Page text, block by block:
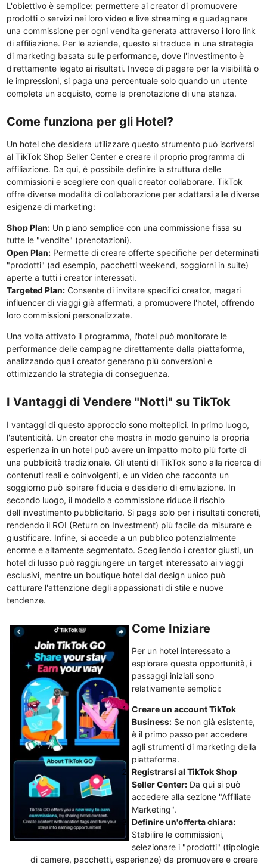
L'obiettivo è semplice: permettere ai creator di promuovere
prodotti o servizi nei loro video e live streaming e guadagnare
una commissione per ogni vendita generata attraverso i loro link
di affiliazione. Per le aziende, questo si traduce in una strategia
di marketing basata sulle performance, dove l'investimento è
direttamente legato ai risultati. Invece di pagare per la visibilità o
le impressioni, si paga una percentuale solo quando un utente
completa un acquisto, come la prenotazione di una stanza.
Come funziona per gli Hotel?
Un hotel che desidera utilizzare questo strumento può iscriversi
al TikTok Shop Seller Center e creare il proprio programma di
affiliazione. Da qui, è possibile definire la struttura delle
commissioni e scegliere con quali creator collaborare. TikTok
offre diverse modalità di collaborazione per adattarsi alle diverse
esigenze di marketing:
Shop Plan:Un piano semplice con una commissione fissa su
tutte le "vendite" (prenotazioni).
Open Plan:Permette di creare offerte specifiche per determinati
"prodotti" (ad esempio, pacchetti weekend, soggiorni in suite)
aperte a tutti i creator interessati.
Targeted Plan:Consente di invitare specifici creator, magari
influencer di viaggi già affermati, a promuovere l'hotel, offrendo
loro commissioni personalizzate.
Una volta attivato il programma, l'hotel può monitorare le
performance delle campagne direttamente dalla piattaforma,
analizzando quali creator generano più conversioni e
ottimizzando la strategia di conseguenza.
I Vantaggi di Vendere "Notti" su TikTok
I vantaggi di questo approccio sono molteplici. In primo luogo,
l'autenticità. Un creator che mostra in modo genuino la propria
esperienza in un hotel può avere un impatto molto più forte di
una pubblicità tradizionale. Gli utenti di TikTok sono alla ricerca di
contenuti reali e coinvolgenti, e un video che racconta un
soggiorno può ispirare fiducia e desiderio di emulazione. In
secondo luogo, il modello a commissione riduce il rischio
dell'investimento pubblicitario. Si paga solo per i risultati concreti,
rendendo il ROI (Return on Investment) più facile da misurare e
giustificare. Infine, si accede a un pubblico potenzialmente
enorme e altamente segmentato. Scegliendo i creator giusti, un
hotel di lusso può raggiungere un target interessato ai viaggi
esclusivi, mentre un boutique hotel dal design unico può
catturare l'attenzione degli appassionati di stile e nuove
tendenze.
Come Iniziare
Per un hotel interessato a
esplorare questa opportunità, i
passaggi iniziali sono
relativamente semplici:
Creare un account TikTok
Business:Se non già esistente,
è il primo passo per accedere
agli strumenti di marketing della
piattaforma.
Registrarsi al TikTok Shop
Seller Center:Da qui si può
accedere alla sezione "Affiliate
Marketing".
Definire un'offerta chiara:
Stabilire le commissioni,
selezionare i "prodotti" (tipologie
di camere, pacchetti, esperienze) da promuovere e creare